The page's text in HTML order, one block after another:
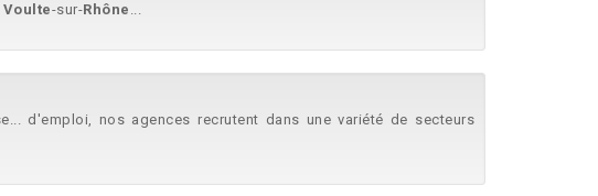
Voulte-sur-Rhône ...
d'emploi, nos agences recrutent dans une variété de secteurs